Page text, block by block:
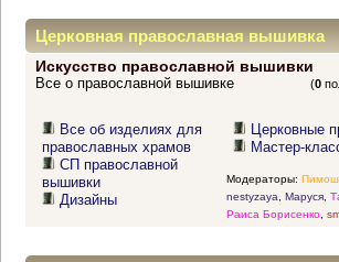
Церковная православная вышивка
Искусство православной вышивки
(0
Все о православной вышивке
Все об изделиях для
православных храмов
СП православной
вышивки
Дизайны
Церковные
Мастер-
Модераторы:
nestyzaya
Маруся,
Раиса Борисенко,